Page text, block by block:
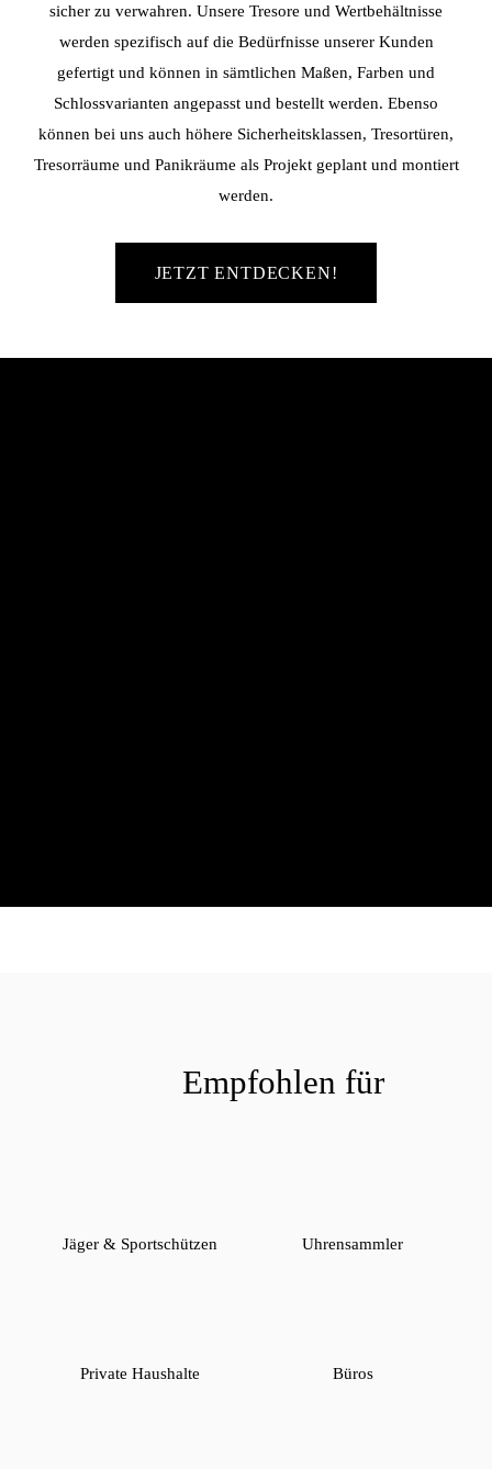
sicher zu verwahren. Unsere Tresore und Wertbehältnisse
werden spezifisch auf die Bedürfnisse unserer Kunden
gefertigt und können in sämtlichen Maßen, Farben und
Schlossvarianten angepasst und bestellt werden. Ebenso
können bei uns auch höhere Sicherheitsklassen, Tresortüren,
Tresorräume und Panikräume als Projekt geplant und montiert
werden.
JETZT ENTDECKEN!
Empfohlen für
Jäger & Sportschützen Uhrensammler
Private Haushalte Büros